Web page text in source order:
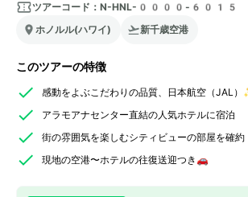
ツアーコード： N-HNL-0000-6015
ホノルル(ハワイ)
新千歳空港
このツアーの特徴
感動をよぶこだわりの品質、日本航空（JAL）
アラモアナセンター直結の人気ホテルに宿泊
街の雰囲気を楽しむシティビューの部屋を確約
現地の空港〜ホテルの往復送迎つき🚗